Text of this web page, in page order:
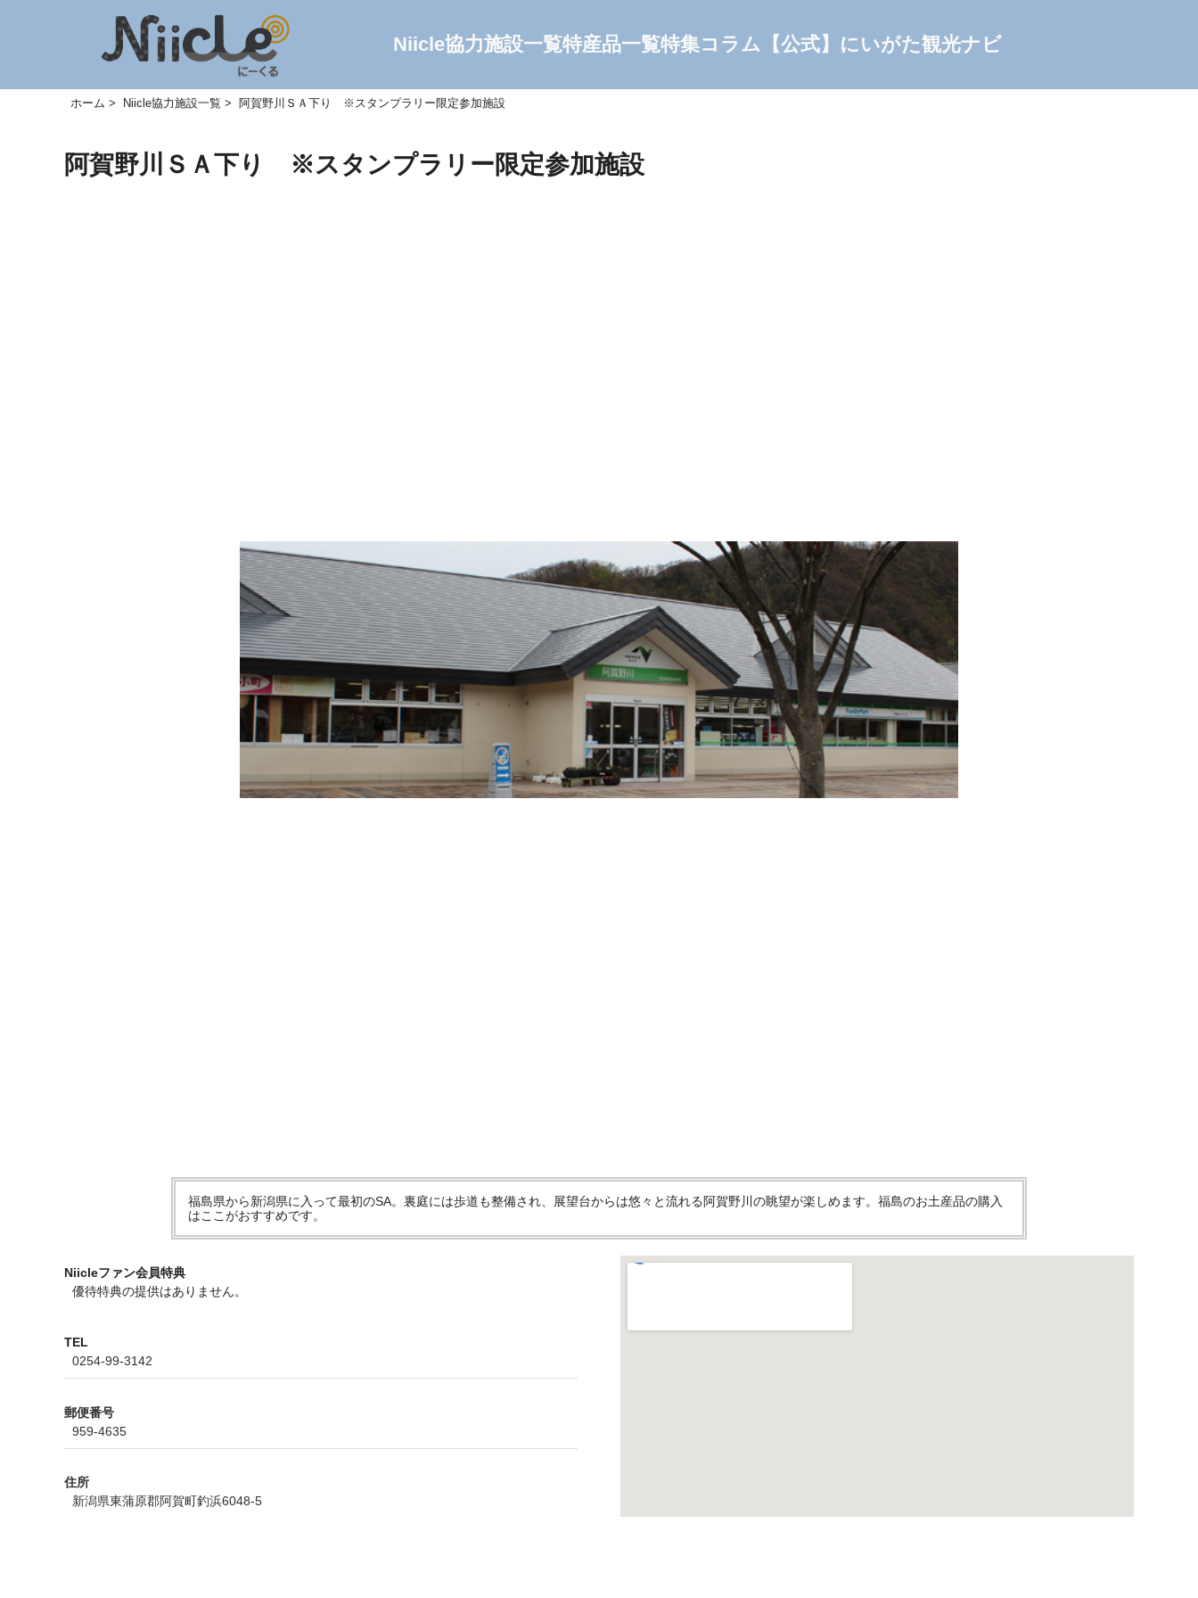
Niicle協力施設一覧特産品一覧特集コラム 【公式】にいがた観光ナビ
ホーム Niicle協力施設一覧 阿賀野川ＳＡ下り ※スタンプラリー限定参加施設
阿賀野川ＳＡ下り ※スタンプラリー限定参加施設
福島県から新潟県に入って最初のSA。裏庭には歩道も整備され、展望台からは悠々と流れる阿賀野川の眺望が楽しめます。福島のお土産品の購入
はここがおすすめです。
Niicleファン会員特典
優待特典の提供はありません。
TEL
0254-99-3142
郵便番号
959-4635
住所
新潟県東蒲原郡阿賀町釣浜6048-5